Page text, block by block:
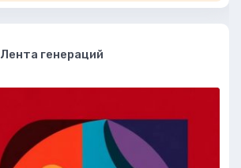
Лента генераций